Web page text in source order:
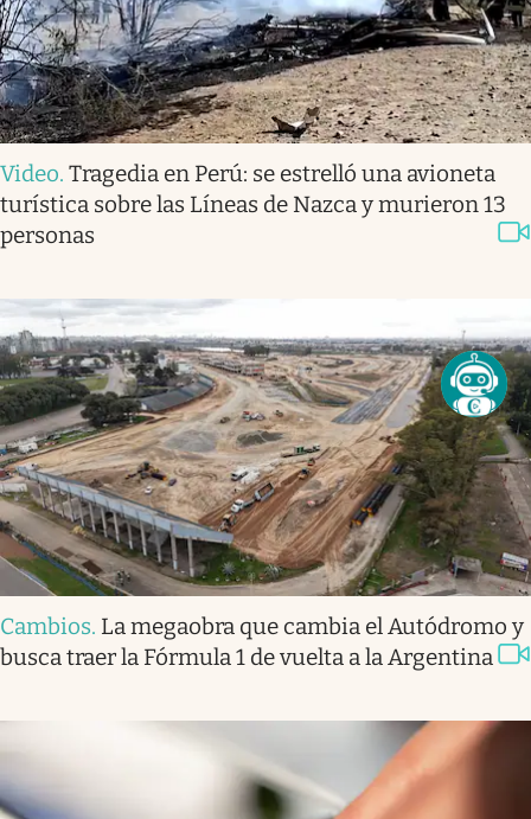
Video. Tragedia en Perú: se estrelló una avioneta
turística sobre las Líneas de Nazca y murieron 13
personas
Cambios. La megaobra que cambia el Autódromo y
busca traer la Fórmula 1 de vuelta a la Argentina